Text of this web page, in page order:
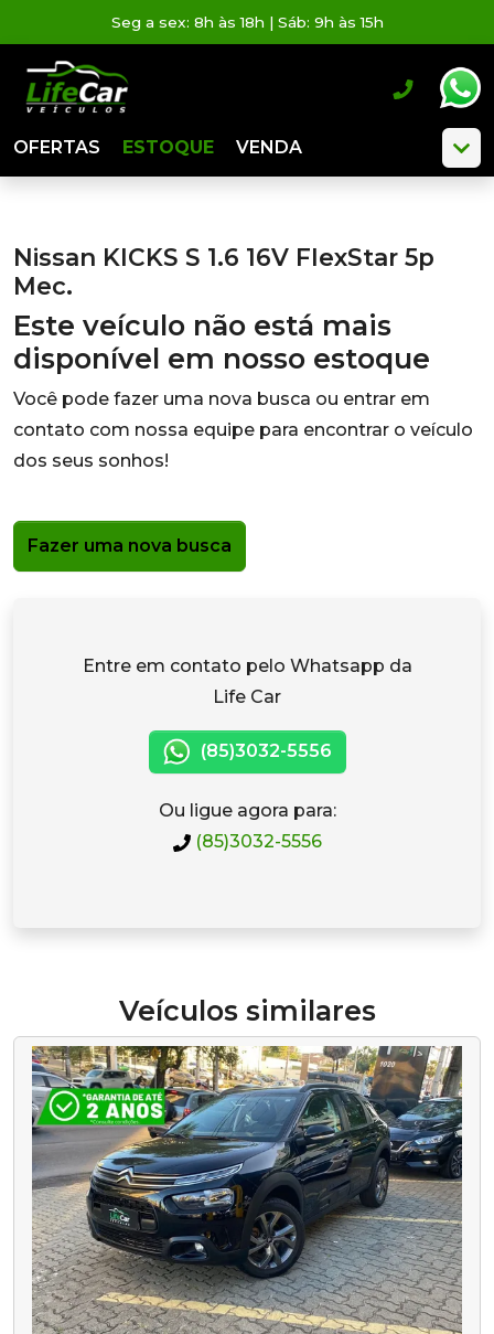
Seg a sex: 8h às 18h | Sáb: 9h às 15h
OFERTAS ESTOQUE VENDA
Nissan KICKS S 1.6 16V FlexStar 5p
Mec.
Este veículo não está mais
disponível em nosso estoque
Você pode fazer uma nova busca ou entrar em
contato com nossa equipe para encontrar o veículo
dos seus sonhos!
Fazer uma nova busca
Entre em contato pelo Whatsapp da
Life Car
(85)3032-5556
Ou ligue agora para:
(85)3032-5556
Veículos similares